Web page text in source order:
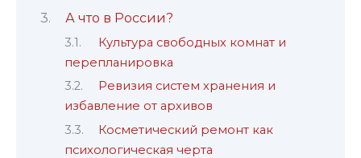
А что в России?
Культура свободных комнат и
перепланировка
Ревизия систем хранения и
избавление от архивов
Косметический ремонт как
психологическая черта